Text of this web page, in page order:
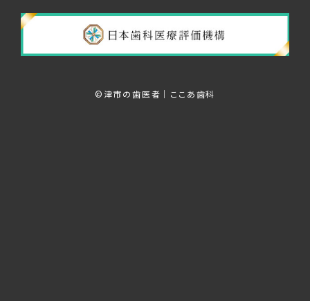
©︎津市の歯医者｜ここあ歯科